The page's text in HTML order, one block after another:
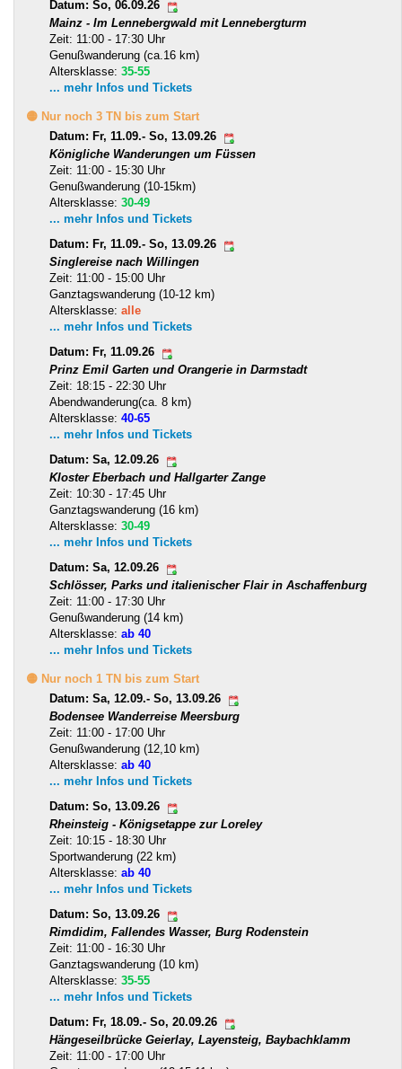
Datum: So, 06.09.26
Mainz - Im Lennebergwald mit Lennebergturm
Zeit: 11:00 - 17:30 Uhr
Genußwanderung (ca.16 km)
Altersklasse: 35-55
... mehr Infos und Tickets
🟡 Nur noch 3 TN bis zum Start
Datum: Fr, 11.09.- So, 13.09.26
Königliche Wanderungen um Füssen
Zeit: 11:00 - 15:30 Uhr
Genußwanderung (10-15km)
Altersklasse: 30-49
... mehr Infos und Tickets
Datum: Fr, 11.09.- So, 13.09.26
Singlereise nach Willingen
Zeit: 11:00 - 15:00 Uhr
Ganztagswanderung (10-12 km)
Altersklasse: alle
... mehr Infos und Tickets
Datum: Fr, 11.09.26
Prinz Emil Garten und Orangerie in Darmstadt
Zeit: 18:15 - 22:30 Uhr
Abendwanderung(ca. 8 km)
Altersklasse: 40-65
... mehr Infos und Tickets
Datum: Sa, 12.09.26
Kloster Eberbach und Hallgarter Zange
Zeit: 10:30 - 17:45 Uhr
Ganztagswanderung (16 km)
Altersklasse: 30-49
... mehr Infos und Tickets
Datum: Sa, 12.09.26
Schlösser, Parks und italienischer Flair in Aschaffenburg
Zeit: 11:00 - 17:30 Uhr
Genußwanderung (14 km)
Altersklasse: ab 40
... mehr Infos und Tickets
🟡 Nur noch 1 TN bis zum Start
Datum: Sa, 12.09.- So, 13.09.26
Bodensee Wanderreise Meersburg
Zeit: 11:00 - 17:00 Uhr
Genußwanderung (12,10 km)
Altersklasse: ab 40
... mehr Infos und Tickets
Datum: So, 13.09.26
Rheinsteig - Königsetappe zur Loreley
Zeit: 10:15 - 18:30 Uhr
Sportwanderung (22 km)
Altersklasse: ab 40
... mehr Infos und Tickets
Datum: So, 13.09.26
Rimdidim, Fallendes Wasser, Burg Rodenstein
Zeit: 11:00 - 16:30 Uhr
Ganztagswanderung (10 km)
Altersklasse: 35-55
... mehr Infos und Tickets
Datum: Fr, 18.09.- So, 20.09.26
Hängeseilbrücke Geierlay, Layensteig, Baybachklamm
Zeit: 11:00 - 17:00 Uhr